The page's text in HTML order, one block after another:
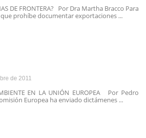
DE FRONTERA? Por Dra Martha Bracco Para
prohíbe documentar exportaciones ...
de 2011
EN LA UNIÓN EUROPEA Por Pedro
Europea ha enviado dictámenes ...